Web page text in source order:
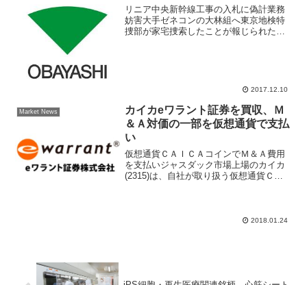
リニア中央新幹線工事の入札に偽計業務
妨害大手ゼネコンの大林組へ東京地検特
捜部が家宅捜索したことが報じられた。
2017.12.10
Market News
カイカeワラント証券を買収、Ｍ
＆Ａ対価の一部を仮想通貨で支払
い
仮想通貨ＣＡＩＣＡコインでＭ＆Ａ費用
を支払いジャスダック市場上場のカイカ
(2315)は、自社が取り扱う仮想通貨ＣＡ
2018.01.24